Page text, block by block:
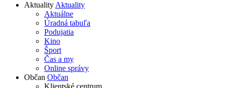
AktualityAktuality
Aktuálne
Úradná tabuľa
Podujatia
Kino
Šport
Čas a my
Online správy
Občan Občan